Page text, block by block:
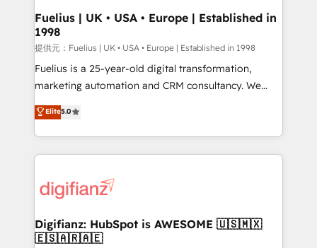
professionals.
operations A little about us: • Boutique 'Elite' team of
12 • 150+ clients across Sales Hub, Marketing Hub,
Service Hub, Data Hub and CMS • ISO/IEC
27001:2022, ISO 9001:2015, and ISO 42001:2023
certified - the AI management standard • GuardHub:
Ready for the next step? Click the 👈 '𝗖𝗼𝗻𝘁𝗮𝗰𝘁
𝗯𝘂𝘀𝗶𝗻𝗲𝘀𝘀' button to get in touch (𝘸𝘦'𝘳𝘦 𝘴𝘶𝘱𝘦𝘳
Fuelius | UK • USA • Europe | Established in
1998
提供元：Fuelius | UK • USA • Europe | Established in 1998
Fuelius is a 25-year-old digital transformation,
marketing automation and CRM consultancy. We
enable mid-market and enterprise clients to
maximise their return from digital and fuel their
growth. We modernise platforms, streamline
operations that are causing inefficiencies, improve
supercharge revenue operations Key services: • CRM
Transformation / Web Development • RevOps &
Sales Consulting • Marketing Automation What
Elite5.0
Digifianz: HubSpot is AWESOME 🇺🇸🇲🇽
🇪🇸🇦🇷🇦🇪